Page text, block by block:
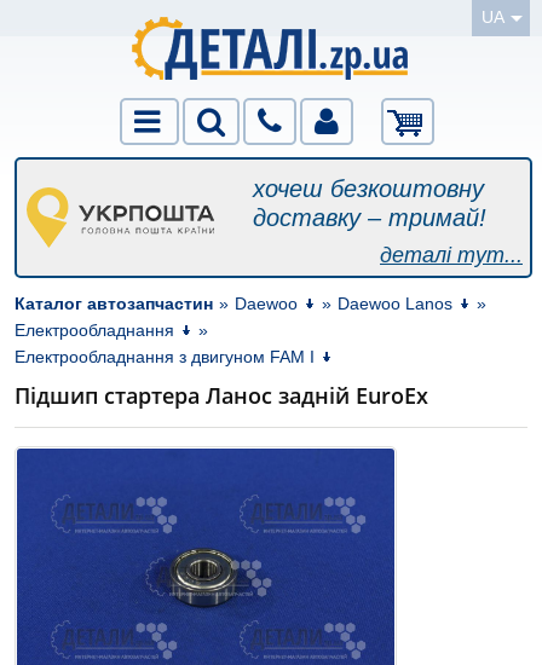
UA
хочеш безкоштовну
доставку – тримай!
деталі тут...
Каталог автозапчастин » Daewoo » Daewoo Lanos
»
Електрообладнання
»
Електрообладнання з двигуном FAM I
Підшип стартера Ланос задній EuroEx